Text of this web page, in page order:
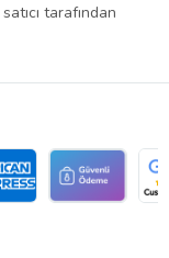
tarafından